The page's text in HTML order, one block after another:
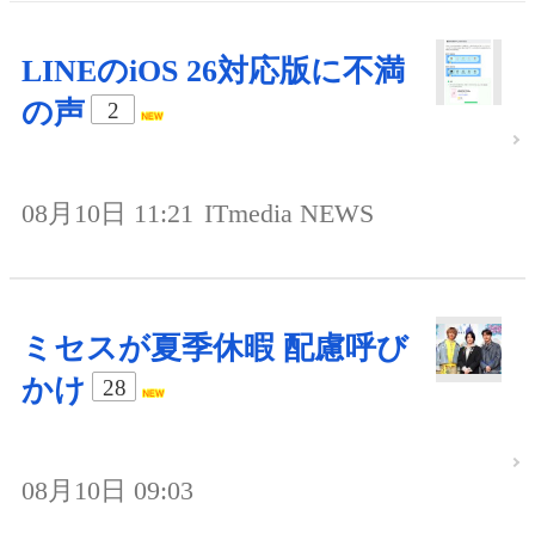
LINEのiOS 26対応版に不満
の声
2
08月10日 11:21 ITmedia NEWS
ミセスが夏季休暇 配慮呼び
かけ
28
08月10日 09:03